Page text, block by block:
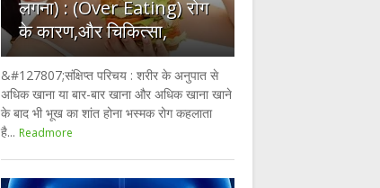
लगना) : (Over Eating) रोग
के कारण,और चिकित्सा,
&#127807;संक्षिप्त परिचय : शरीर के अनुपात से
अधिक खाना या बार-बार खाना और अधिक खाना खाने
के बाद भी भूख का शांत होना भस्मक रोग कहलाता
है... Readmore